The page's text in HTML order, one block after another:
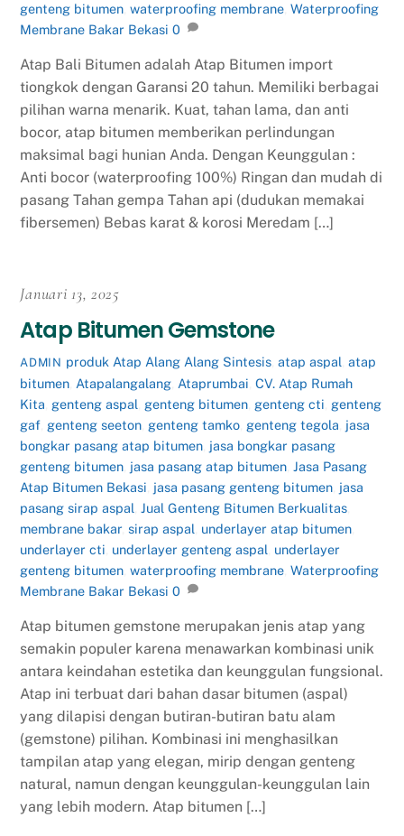
genteng bitumen ,waterproofing membrane ,Waterproofing
Membrane Bakar Bekasi 0
Atap Bali Bitumen adalah Atap Bitumen import
tiongkok dengan Garansi 20 tahun. Memiliki berbagai
pilihan warna menarik. Kuat, tahan lama, dan anti
bocor, atap bitumen memberikan perlindungan
maksimal bagi hunian Anda. Dengan Keunggulan :
Anti bocor (waterproofing 100%) Ringan dan mudah di
pasang Tahan gempa Tahan api (dudukan memakai
fibersemen) Bebas karat & korosi Meredam […]
Januari 13, 2025
Atap Bitumen Gemstone
ADMIN produk Atap Alang Alang Sintesis, atap aspal, atap
bitumen ,Atapalangalang ,Ataprumbai ,CV. Atap Rumah
Kita genteng aspal genteng bitumen genteng cti genteng
gaf genteng seeton genteng tamko genteng tegola jasa
bongkar pasang atap bitumen jasa bongkar pasang
genteng bitumen jasa pasang atap bitumen ,Jasa Pasang
Atap Bitumen Bekasi jasa pasang genteng bitumen jasa
pasang sirap aspal ,Jual Genteng Bitumen Berkualitas
membrane bakar,sirap aspal underlayer atap bitumen
underlayer cti underlayer genteng aspal underlayer
genteng bitumen ,waterproofing membrane ,Waterproofing
Membrane Bakar Bekasi 0
Atap bitumen gemstone merupakan jenis atap yang
semakin populer karena menawarkan kombinasi unik
antara keindahan estetika dan keunggulan fungsional.
Atap ini terbuat dari bahan dasar bitumen (aspal)
yang dilapisi dengan butiran-butiran batu alam
(gemstone) pilihan. Kombinasi ini menghasilkan
tampilan atap yang elegan, mirip dengan genteng
natural, namun dengan keunggulan-keunggulan lain
yang lebih modern. Atap bitumen […]